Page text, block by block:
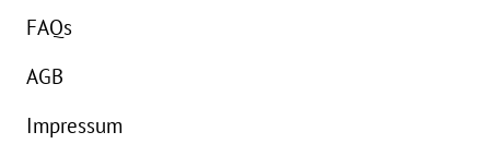
FAQs
AGB
Impressum